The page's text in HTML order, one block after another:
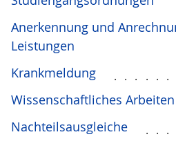
Anerkennung und
Leistungen
Krankmeldung
Wissenschaftliches Arbeiten
Nachteilsausgleiche